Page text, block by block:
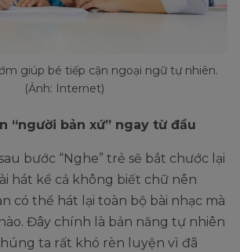
giúp bé tiếp cận ngoại ngữ tự nhiên.
(Ảnh: Internet)
“người bản xứ” ngay từ đầu
bước “Nghe” trẻ sẽ bắt chước lại
hát kể cả không biết chữ nên
có thể hát lại toàn bộ bài nhạc mà
Đây chính là bản năng tự nhiên
ta rất khó rèn luyện vì đã